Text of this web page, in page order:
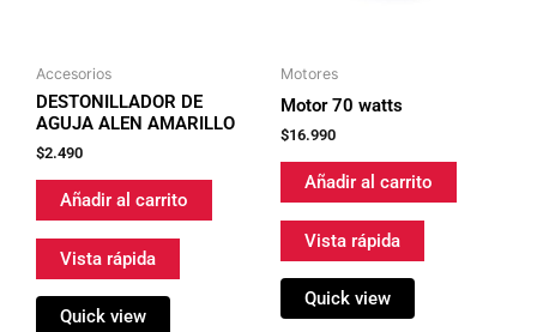
Accesorios
DESTONILLADOR DE
AGUJA ALEN AMARILLO
$2.490
Añadir al carrito
Vista rápida
Quick view
Motores
Motor 70 watts
$16.990
Añadir al carrito
Vista rápida
Quick view